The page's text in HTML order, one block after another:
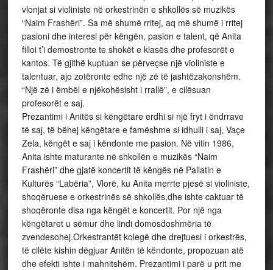
vlonjat si violiniste në orkestrinën e shkollës së muzikës
“Naim Frashëri”. Sa më shumë rritej, aq më shumë i rritej
pasioni dhe interesi për këngën, pasion e talent, që Anita
filloi t’i demostronte te shokët e klasës dhe profesorët e
kantos. Të gjithë kuptuan se përveçse një violiniste e
talentuar, ajo zotëronte edhe një zë të jashtëzakonshëm.
“Një zë i ëmbël e njëkohësisht i rrallë”, e cilësuan
profesorët e saj.
Prezantimi i Anitës si këngëtare erdhi si një fryt i ëndrrave
të saj, të bëhej këngëtare e famëshme si idhulli i saj, Vaçe
Zela, këngët e saj i këndonte me pasion. Në vitin 1986,
Anita ishte maturante në shkollën e muzikës “Naim
Frashëri” dhe gjatë koncertit të këngës në Pallatin e
Kulturës “Labëria”, Vlorë, ku Anita merrte pjesë si violiniste,
shoqëruese e orkestrinës së shkollës,dhe ishte caktuar të
shoqëronte disa nga këngët e koncertit. Por një nga
këngëtaret u sëmur dhe lindi domosdoshmëria të
zvendesohej.Orkestrantët kolegë dhe drejtuesi i orkestrës,
të cilëte kishin dëgjuar Anitën të këndonte, propozuan atë
dhe efekti ishte i mahnitshëm. Prezantimi i parë u prit me